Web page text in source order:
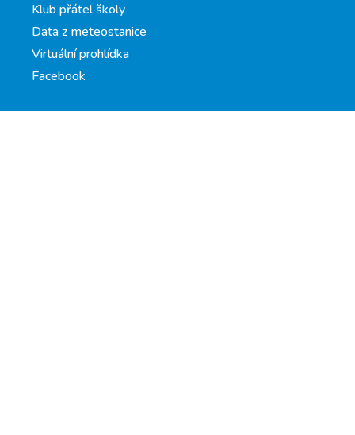
Klub přátel školy
Data z meteostanice
Virtuální prohlídka
Facebook